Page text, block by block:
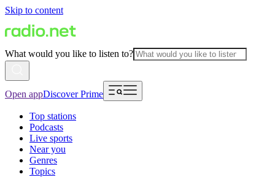
Skip to content
What would you like to listen to?
Open appDiscover Prime
Top stations
Podcasts
Live sports
Near you
Genres
Topics